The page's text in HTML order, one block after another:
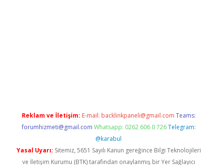
Reklam ve İletişim: E-mail: backlinkpaneli@gmail.com Teams:
forumhizmeti@gmail.com Whatsapp: 0262 606 0 726 Telegram:
@karabul
Yasal Uyarı: Sitemiz, 5651 Sayılı Kanun gereğince Bilgi Teknolojileri
ve İletişim Kurumu (BTK) tarafından onaylanmış bir Yer Sağlayıcı